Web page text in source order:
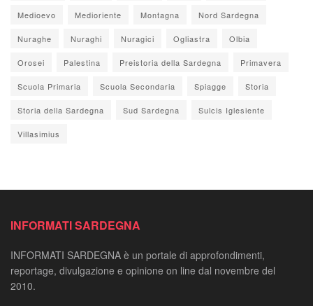
Medioevo Medioriente Montagna Nord Sardegna
Nuraghe Nuraghi Nuragici Ogliastra Olbia
Orosei Palestina Preistoria della Sardegna Primavera
Scuola Primaria Scuola Secondaria Spiagge Storia
Storia della Sardegna Sud Sardegna Sulcis Iglesiente
Villasimius
INFORMATI SARDEGNA
INFORMATI SARDEGNA è un portale di approfondimenti,
reportage, divulgazione e opinione on line dal novembre del
2010.